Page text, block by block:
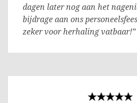
dagen later nog aan het
bijdrage aan ons
zeker voor herhaling vatbaar!”